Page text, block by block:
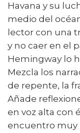
Havana y su
medio del
lector con una
y no caer en el
Hemingway lo
Mezcla los
de repente, la
Añade
en voz alta con
encuentro muy